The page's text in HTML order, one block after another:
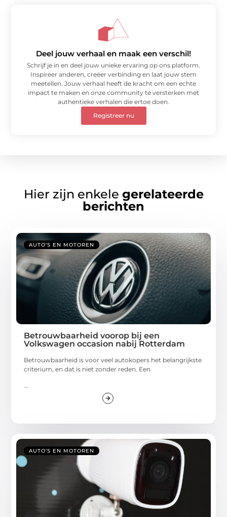
Deel jouw verhaal en maak een verschil!
Schrijf je in en deel jouw unieke ervaring op ons platform.
Inspireer anderen, creëer verbinding en laat jouw stem
meetellen. Jouw verhaal heeft de kracht om een echte
impact te maken en onze community te versterken met
authentieke verhalen die ertoe doen.
Registreer nu
Hier zijn enkele gerelateerde
berichten
AUTO’S EN MOTOREN
Betrouwbaarheid voorop bij een
Volkswagen occasion nabij Rotterdam
Betrouwbaarheid is voor veel autokopers het belangrijkste
criterium, en dat is niet zonder reden. Een
...
AUTO’S EN MOTOREN